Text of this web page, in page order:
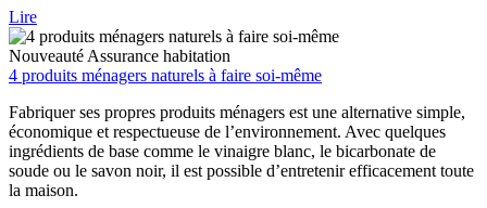
Lire
Nouveauté Assurance habitation
4 produits ménagers naturels à faire soi-même
Fabriquer ses propres produits ménagers est une alternative simple,
économique et respectueuse de l’environnement. Avec quelques
ingrédients de base comme le vinaigre blanc, le bicarbonate de
soude ou le savon noir, il est possible d’entretenir efficacement toute
la maison.